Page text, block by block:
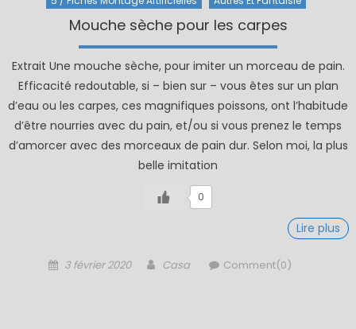
Mouche sèche pour les carpes
Extrait Une mouche sèche, pour imiter un morceau de pain.
Efficacité redoutable, si – bien sur – vous êtes sur un plan
d’eau ou les carpes, ces magnifiques poissons, ont l’habitude
d’être nourries avec du pain, et/ou si vous prenez le temps
d’amorcer avec des morceaux de pain dur. Selon moi, la plus
belle imitation
0
Lire plus
Posted
3 février 2020 Author
Casa Comment(0)